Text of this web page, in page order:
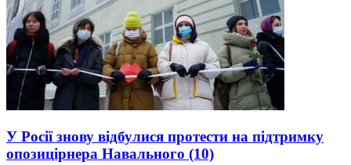
У Росії знову відбулися протести на підтримку
опозицірнера Навального (10)